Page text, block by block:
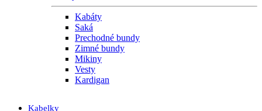
Kabáty
Saká
Prechodné bundy
Zimné bundy
Mikiny
Vesty
Kardigan
Kabelky